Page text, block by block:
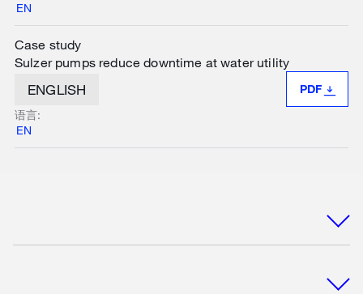
EN
Case study
Sulzer pumps reduce downtime at water utility
ENGLISH
PDF
语言:
EN